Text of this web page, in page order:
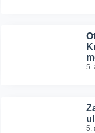
5.
5.